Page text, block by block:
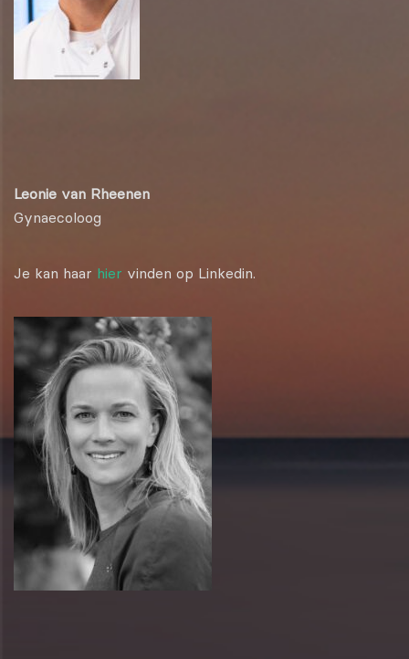
Leonie van Rheenen
Gynaecoloog
Je kan haar hier vinden op Linkedin.